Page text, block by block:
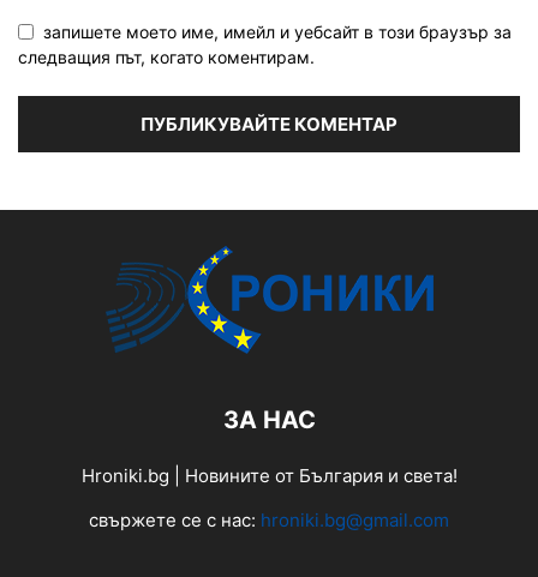
запишете моето име, имейл и уебсайт в този браузър за
следващия път, когато коментирам.
ЗА НАС
Hroniki.bg | Новините от България и света!
свържете се с нас: hroniki.bg@gmail.com